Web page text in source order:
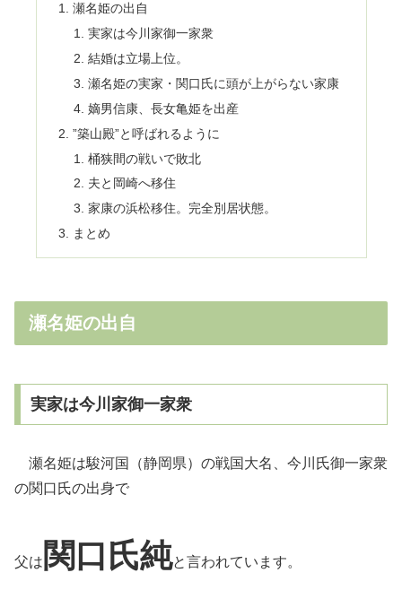
瀬名姫の出自
実家は今川家御一家衆
結婚は立場上位。
瀬名姫の実家・関口氏に頭が上がらない家康
嫡男信康、長女亀姫を出産
”築山殿”と呼ばれるように
桶狭間の戦いで敗北
夫と岡崎へ移住
家康の浜松移住。完全別居状態。
まとめ
瀬名姫の出自
実家は今川家御一家衆
瀬名姫は駿河国（静岡県）の戦国大名、今川氏御一家衆
の関口氏の出身で
父は 関口氏純と言われています。